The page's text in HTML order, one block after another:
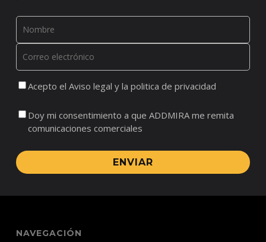
Acepto el Aviso legal y la politica de privacidad
Doy mi consentimiento a que ADDMIRA me remita
comunicaciones comerciales
ENVIAR
NAVEGACIÓN